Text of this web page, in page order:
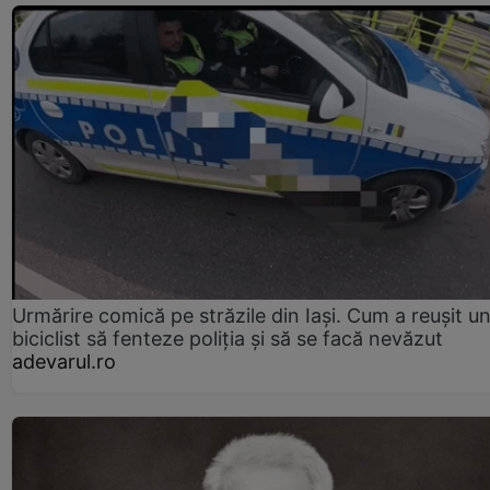
Urmărire comică pe străzile din Iași. Cum a reușit un
biciclist să fenteze poliția și să se facă nevăzut
adevarul.ro